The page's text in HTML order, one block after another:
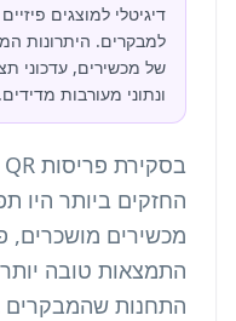
דיגיטלי למוצגים
למבקרים. היתרונות
של מכשירים, עדכוני
ונתוני מעורבות מדידים.
החזקים ביותר היו
מכשירים מושכרים,
התמצאות טובה יותר
התחנות שהמבקרים